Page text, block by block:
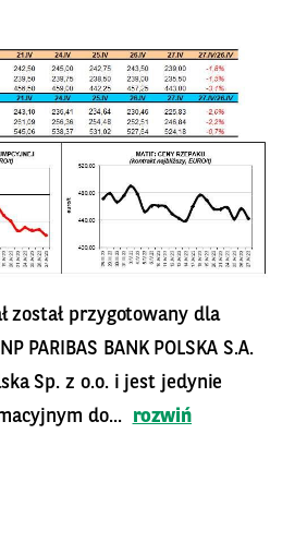
został przygotowany dla
PARIBAS BANK POLSKA S.A.
Sp. z o.o. i jest jedynie
do...
rozwiń